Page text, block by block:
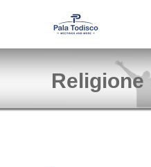
Religione